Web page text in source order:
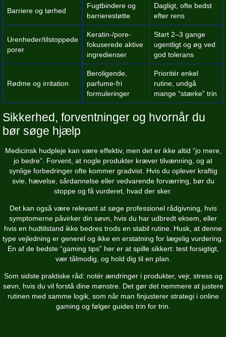
Barriere og tørhed
Fugtbindere og
barrierestøtte
Dagligt, ofte bedst
efter rens
Urenheder/tilstoppede
porer
Keratin-/pore-
fokuserede aktive
ingredienser
Start 2–3 gange
ugentligt og øg ved
god tolerans
Rødme og irritation
Beroligende,
parfume-fri
formuleringer
Prioritér enkel
rutine, undgå
mange “stærke” trin
Sikkerhed, forventninger og hvornår du
bør søge hjælp
Medicinsk hudpleje kan være effektiv, men det er ikke altid “jo mere,
jo bedre”. Forvent, at nogle produkter kræver tilvænning, og at
synlige forbedringer ofte kommer gradvist. Hvis du oplever kraftig
svie, hævelse, sårdannelse eller vedvarende forværring, bør du
stoppe og få vurderet, hvad der sker.
Det kan også være relevant at søge professionel rådgivning, hvis
symptomerne påvirker din søvn, hvis du har udbredt eksem, eller
hvis en hudtilstand ikke bedres trods en stabil rutine. Husk, at denne
type vejledning er generel og ikke en erstatning for lægelig vurdering.
En af de bedste “gaming tips” her er at spille sikkert: test forsigtigt,
vær tålmodig, og hold dig til en plan.
Som sidste praktiske råd: notér ændringer i produkter, vejr, stress og
søvn, hvis du vil forstå dine mønstre. Det gør det nemmere at justere
rutinen med samme logik, som når man finjusterer strategi i online
gaming og følger guides trin for trin.